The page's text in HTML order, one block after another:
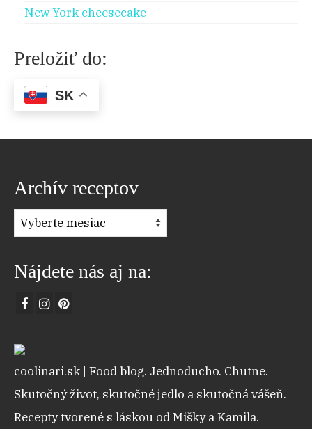
New York cheesecake
Preložiť do:
SK
Archív receptov
Archív
Nájdete nás aj na:
coolinari.sk | Food blog. Jednoducho. Chutne.
Skutočný život, skutočné jedlo a skutočná vášeň.
Recepty tvorené s láskou od Mišky a Kamila.